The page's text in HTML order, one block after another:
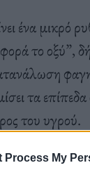
Process My
ένα μικρό
το οξύ”,
τα
του υγρού.
επίσης ότι η